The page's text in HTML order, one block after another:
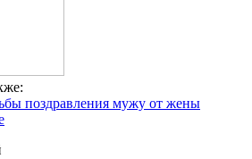
поздравления мужу от жены